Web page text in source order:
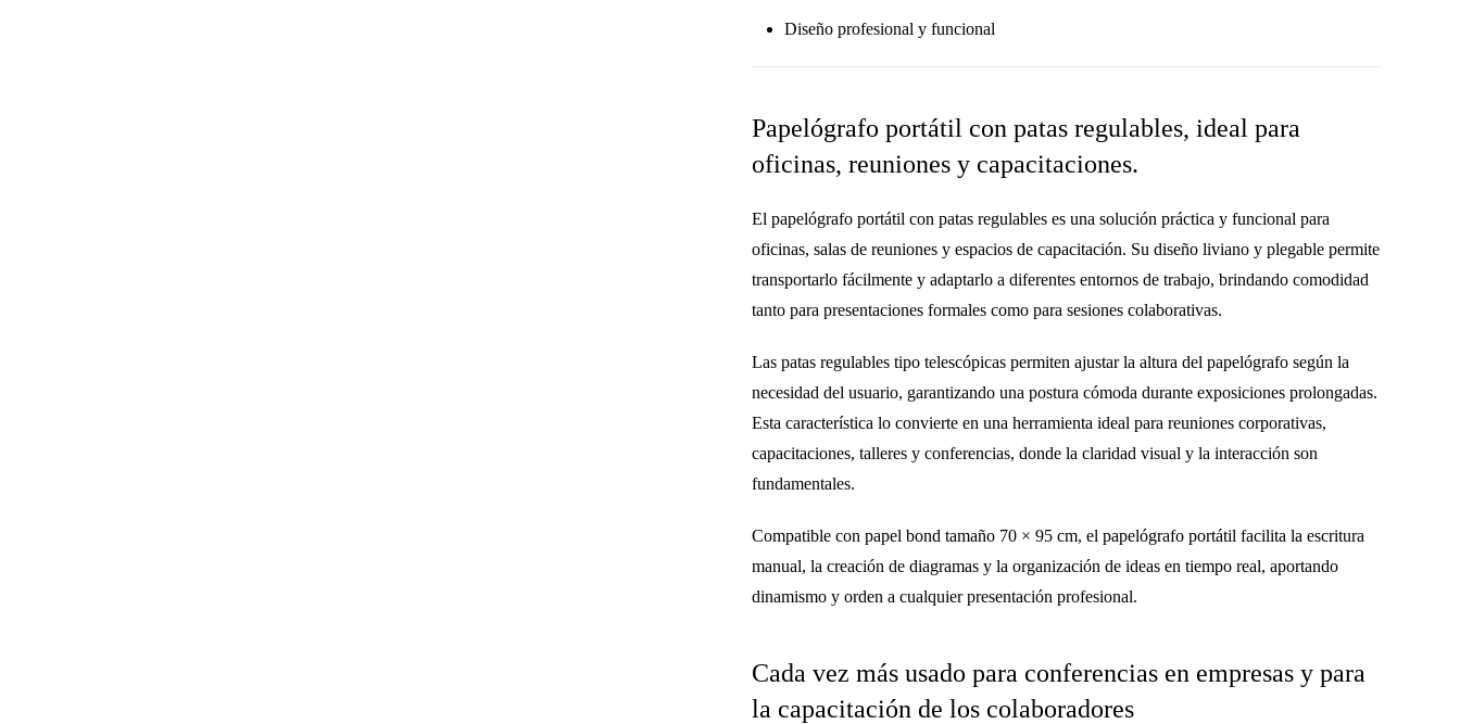
Diseño profesional y funcional
Papelógrafo portátil con patas regulables, ideal para
oficinas, reuniones y capacitaciones.
El papelógrafo portátil con patas regulables es una solución práctica y funcional para
oficinas, salas de reuniones y espacios de capacitación. Su diseño liviano y plegable permite
transportarlo fácilmente y adaptarlo a diferentes entornos de trabajo, brindando comodidad
tanto para presentaciones formales como para sesiones colaborativas.
Las patas regulables tipo telescópicas permiten ajustar la altura del papelógrafo según la
necesidad del usuario, garantizando una postura cómoda durante exposiciones prolongadas.
Esta característica lo convierte en una herramienta ideal para reuniones corporativas,
capacitaciones, talleres y conferencias, donde la claridad visual y la interacción son
fundamentales.
Compatible con papel bond tamaño 70 × 95 cm, el papelógrafo portátil facilita la escritura
manual, la creación de diagramas y la organización de ideas en tiempo real, aportando
dinamismo y orden a cualquier presentación profesional.
Cada vez más usado para conferencias en empresas y para
la capacitación de los colaboradores